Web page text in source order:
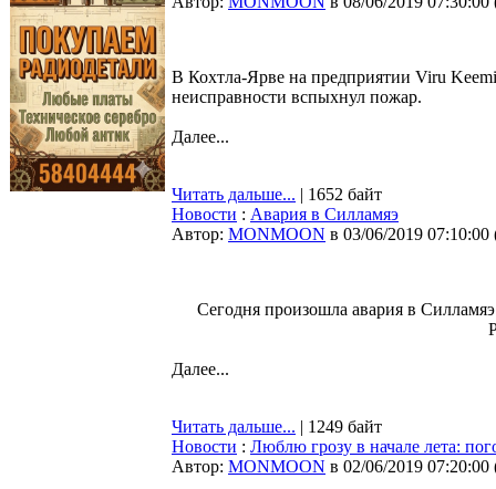
В Кохтла-Ярве на предприятии Viru
неисправности вспыхнул пожар.
Далее...
Читать дальше... | 1652 байт
Новости : Авария в Силламяэ
Автор: MONMOON в 03/06/2019 07:10:00
Сегодня произошла авария в
Далее...
Читать дальше... | 1249 байт
Новости : Люблю грозу в начале лета:
Автор: MONMOON в 02/06/2019 07:20:00